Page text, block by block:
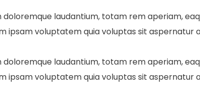
laudantium, totam rem aperiam,
ipsam voluptatem quia voluptas sit aspernatur
laudantium, totam rem aperiam,
ipsam voluptatem quia voluptas sit aspernatur